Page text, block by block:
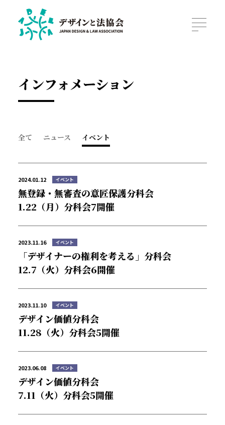
デザインと法協会について
インフォメーション
コラム
会員名簿
インフォメーション
全て ニュース イベント
2024.01.12 イベント
無登録・無審査の意匠保護分科会
1.22（月）分科会7開催
2023.11.16 イベント
「デザイナーの権利を考える」分科会
12.7（火）分科会6開催
2023.11.10 イベント
デザイン価値分科会
11.28（火）分科会5開催
2023.06.08 イベント
デザイン価値分科会
7.11（火）分科会5開催